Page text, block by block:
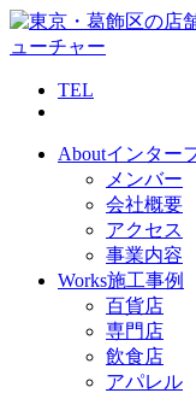
TEL
Aboutインター
メンバー
会社概要
アクセス
事業内容
Works施工事例
百貨店
専門店
飲食店
アパレル